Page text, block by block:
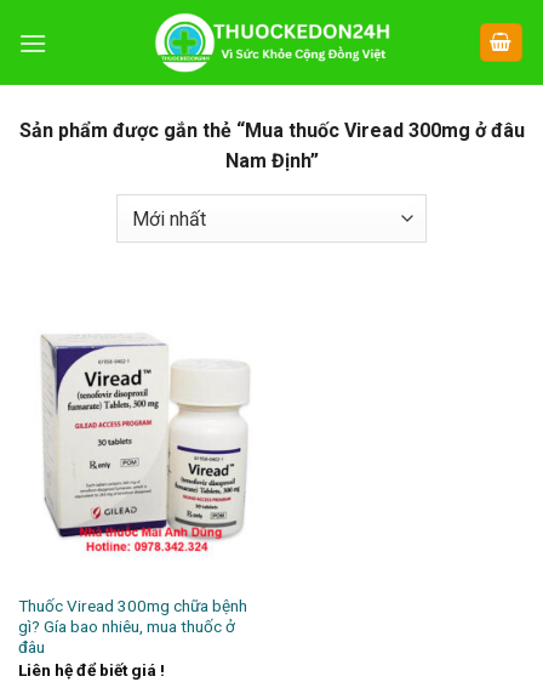
đến
Sản phẩm được gắn thẻ “Mua thuốc Viread 300mg ở đâu
Nam Định”
Thuốc Viread 300mg chữa bệnh
gì? Gía bao nhiêu, mua thuốc ở
đâu
Liên hệ để biết giá !